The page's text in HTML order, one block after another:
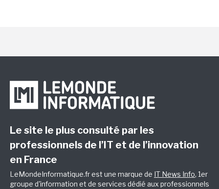
Le site le plus consulté par les
professionnels de l’IT et de l’innovation
en France
LeMondeInformatique.fr est une marque de IT News Info, 1er
groupe d'information et de services dédié aux professionnels